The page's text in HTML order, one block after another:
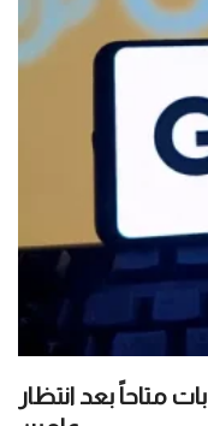
بميزات جديدة هامة.. GPT-5 بات متاحاً بعد انتظار